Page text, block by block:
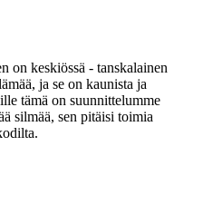
on keskiössä - tanskalainen
ja se on kaunista ja
tämä on suunnittelumme
silmää, sen pitäisi toimia